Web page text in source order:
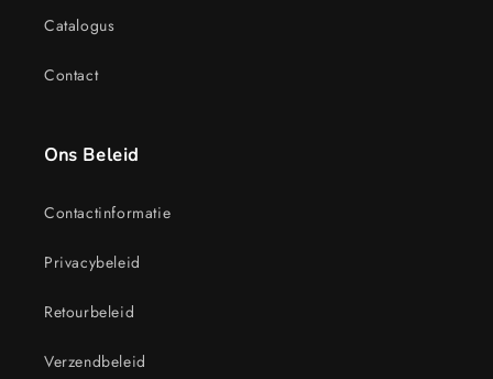
Catalogus
Contact
Ons Beleid
Contactinformatie
Privacybeleid
Retourbeleid
Verzendbeleid